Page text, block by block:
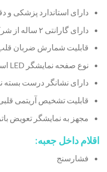
دارای استاندارد پزشکی و
دارای گارانتی ۲ ساله از شرکت وارد کننده می‌باشد.
قابلیت شمارش ضربان
نوع صفحه نمایشگر LED است.
دارای نشانگر درست
قابلیت تشخیص آریتمی قلبی
مجهز به نمایشگر تعویض
اقلام داخل جعبه:
فشارسنج